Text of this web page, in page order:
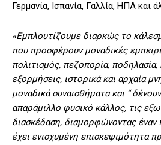
Γερμανία, Ισπανία, Γαλλία, ΗΠΑ και
«Εμπλουτίζουμε διαρκώς το
που προσφέρουν μοναδικές
πολιτισμός, πεζοπορία, ποδηλασία,
εξορμήσεις, ιστορικά και αρχαία
μοναδικά συναισθήματα και “
απαράμιλλο φυσικό κάλλος, τις
διασκέδαση, διαμορφώνοντας
έχει ενισχυμένη επισκεψιμότητα